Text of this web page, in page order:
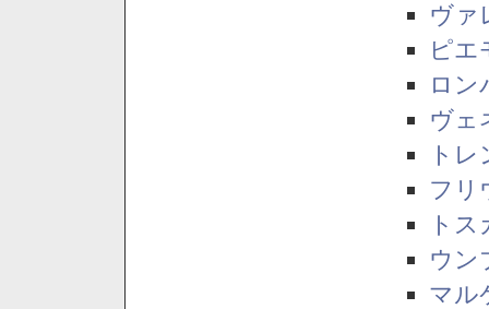
ヴァ
ピエ
ロン
ヴェ
ト
フリ
ト
ウン
マル